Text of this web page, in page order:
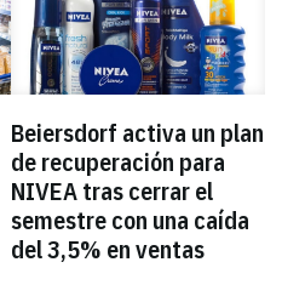
Beiersdorf activa un plan
de recuperación para
NIVEA tras cerrar el
semestre con una caída
del 3,5% en ventas